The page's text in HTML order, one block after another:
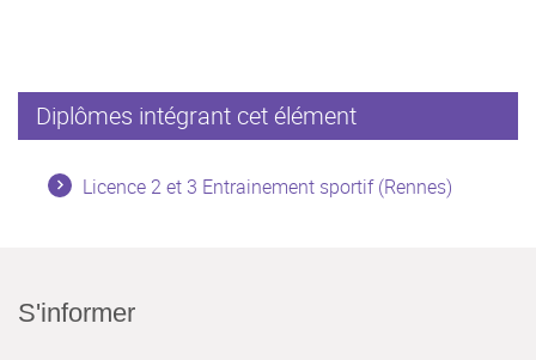
Diplômes intégrant cet élément
Licence 2 et 3 Entrainement sportif (Rennes)
S'informer